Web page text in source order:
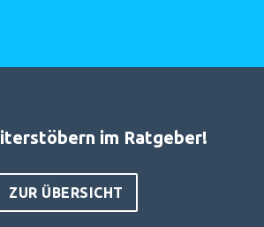
im Ratgeber!
ZUR ÜBERSICHT